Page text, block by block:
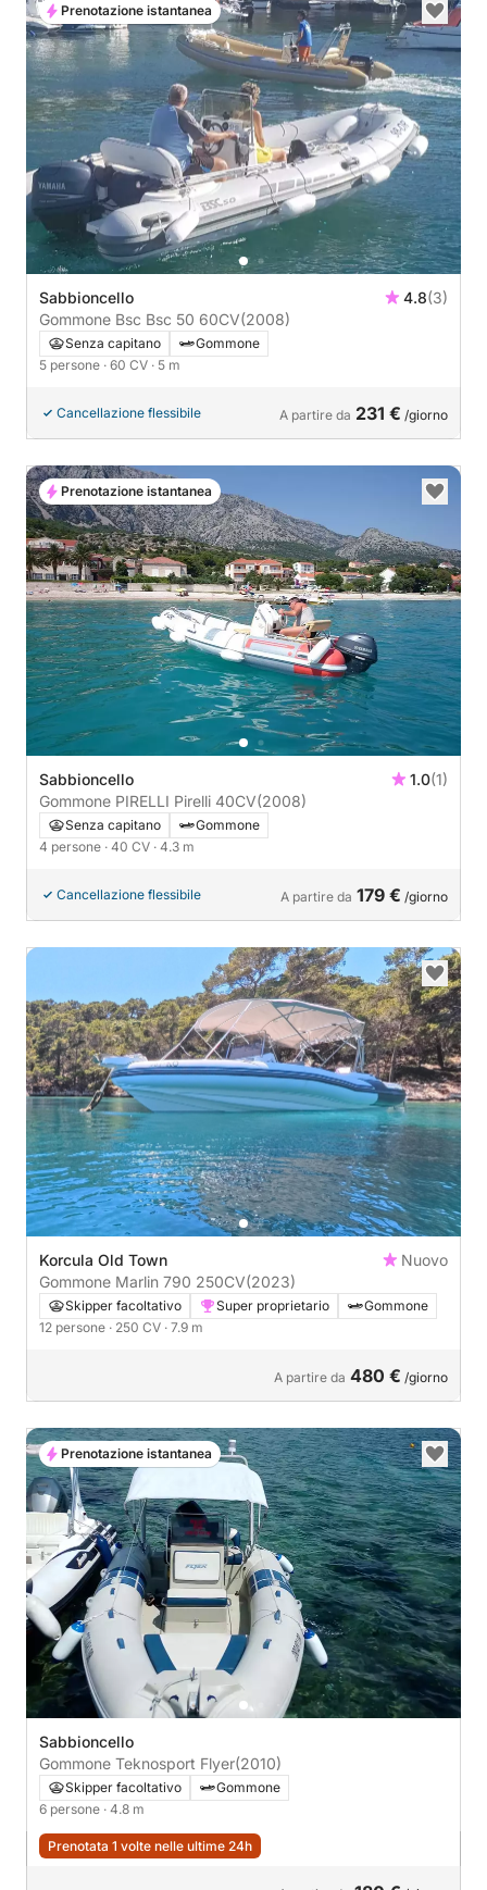
Sabbioncello 4.8(3)
Gommone Bsc Bsc 50 60CV(2008)
Senza capitano
Gommone
5 persone · 60 CV · 5 m
Cancellazione flessibile A partire da 231 € /giorno
Prenotazione istantanea
Sabbioncello 1.0(1)
Gommone PIRELLI Pirelli 40CV(2008)
Senza capitano
Gommone
4 persone · 40 CV · 4.3 m
Cancellazione flessibile A partire da 179 € /giorno
Prenotazione istantanea
Korcula Old Town
Nuovo
Gommone Marlin 790 250CV(2023)
Skipper facoltativo Super proprietario
Gommone
12 persone · 250 CV · 7.9 m
A partire da 480 € /giorno
Sabbioncello
Gommone Teknosport Flyer(2010)
Skipper facoltativo
Gommone
6 persone · 4.8 m
Prenotata 1 volte nelle ultime 24h
Prenotazione istantanea